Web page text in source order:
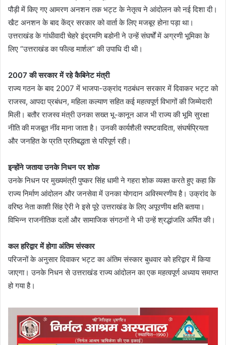
पौड़ी में किए गए आमरण अनशन तक भट्ट के नेतृत्व ने आंदोलन को नई दिशा दी।
खैट अनशन के बाद केंद्र सरकार को वार्ता के लिए मजबूर होना पड़ा था।
उत्तराखंड के गांधीवादी चेहरे इंद्रमणि बडोनी ने उन्हें संघर्षों में अग्रणी भूमिका के
लिए “उत्तराखंड का फील्ड मार्शल” की उपाधि दी थी।
2007 की सरकार में रहे कैबिनेट मंत्री
राज्य गठन के बाद 2007 में भाजपा-उक्रांद गठबंधन सरकार में दिवाकर भट्ट को
राजस्व, आपदा प्रबंधन, महिला कल्याण सहित कई महत्वपूर्ण विभागों की जिम्मेदारी
मिली। बतौर राजस्व मंत्री उनका सख्त भू-कानून आज भी राज्य की भूमि सुरक्षा
नीति की मजबूत नींव माना जाता है। उनकी कार्यशैली स्पष्टवादिता, संघर्षप्रियता
और जनहित के प्रति प्रतिबद्धता से परिपूर्ण रही।
इन्होंने जताया उनके निधन पर शोक
उनके निधन पर मुख्यमंत्री पुष्कर सिंह धामी ने गहरा शोक व्यक्त करते हुए कहा कि
राज्य निर्माण आंदोलन और जनसेवा में उनका योगदान अविस्मरणीय है। उक्रांद के
वरिष्ठ नेता काशी सिंह ऐरी ने इसे पूरे उत्तराखंड के लिए अपूरणीय क्षति बताया।
विभिन्न राजनीतिक दलों और सामाजिक संगठनों ने भी उन्हें श्रद्धांजलि अर्पित की।
कल हरिद्वार में होगा अंतिम संस्कार
परिजनों के अनुसार दिवाकर भट्ट का अंतिम संस्कार बुधवार को हरिद्वार में किया
जाएगा। उनके निधन से उत्तराखंड राज्य आंदोलन का एक महत्वपूर्ण अध्याय समाप्त
हो गया है।